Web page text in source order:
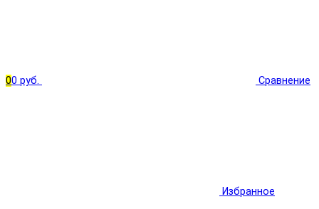
00 руб. Сравнение
Избранное